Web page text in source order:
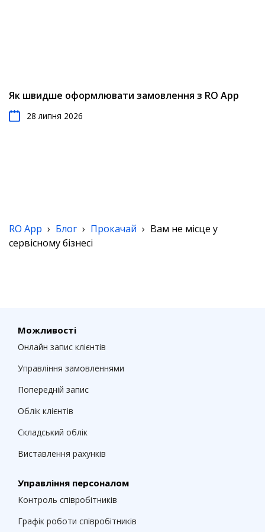
Як швидше оформлювати замовлення з RO App
28 липня 2026
RO App › Блог › Прокачай › Вам не місце у
сервісному бізнесі
Можливості
Онлайн запис клієнтів
Управління замовленнями
Попередній запис
Облік клієнтів
Складський облік
Виставлення рахунків
Управління персоналом
Контроль співробітників
Графік роботи співробітників